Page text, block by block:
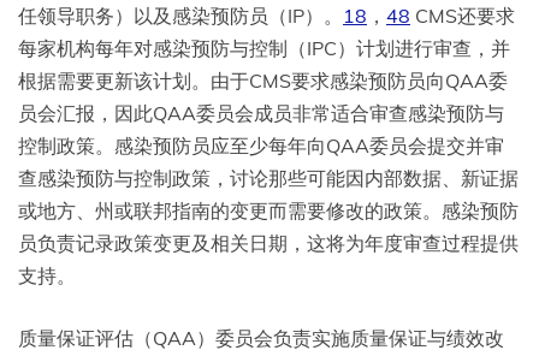
任领导职务）以及感染预防员（IP）。 18 ， 48 CMS还要求
每家机构每年对感染预防与控制（IPC）计划进行审查，并
根据需要更新该计划。由于CMS要求感染预防员向QAA委
员会汇报，因此QAA委员会成员非常适合审查感染预防与
控制政策。感染预防员应至少每年向QAA委员会提交并审
查感染预防与控制政策，讨论那些可能因内部数据、新证据
或地方、州或联邦指南的变更而需要修改的政策。感染预防
员负责记录政策变更及相关日期，这将为年度审查过程提供
支持。
质量保证评估（QAA）委员会负责实施质量保证与绩效改